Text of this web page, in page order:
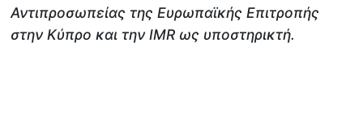
Αντιπροσωπείας της Ευρωπαϊκής Επιτροπής
στην Κύπρο και την IMR ως υποστηρικτή.